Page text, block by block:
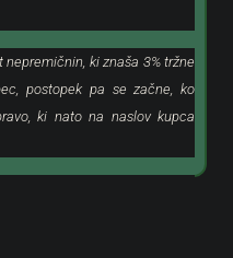
ki znaša 3% tržne
postopek pa se začne, ko
ki nato na naslov kupca